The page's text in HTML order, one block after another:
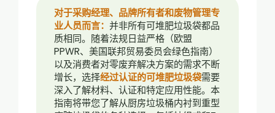
对于采购经理、品牌所有者和废物管理专
业人员而言：并非所有可堆肥垃圾袋都品
质相同。随着法规日益严格（欧盟
PPWR、美国联邦贸易委员会绿色指南）
以及消费者对零废弃解决方案的需求不断
增长，选择经过认证的可堆肥垃圾袋需要
深入了解材料、认证和特定应用性能。本
指南将带您了解从厨房垃圾桶内衬到重型